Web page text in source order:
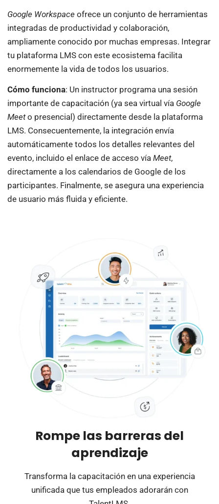
Google Workspace ofrece un conjunto de herramientas
integradas de productividad y colaboración,
ampliamente conocido por muchas empresas. Integrar
tu plataforma LMS con este ecosistema facilita
enormemente la vida de todos los usuarios.
Cómo funciona: Un instructor programa una sesión
importante de capacitación (ya sea virtual vía Google
Meeto presencial) directamente desde la plataforma
LMS. Consecuentemente, la integración envía
automáticamente todos los detalles relevantes del
evento, incluido el enlace de acceso vía Meet,
directamente a los calendarios de Google de los
participantes. Finalmente, se asegura una experiencia
de usuario más fluida y eficiente.
Rompe las barreras del
aprendizaje
Transforma la capacitación en una experiencia
unificada que tus empleados adorarán con